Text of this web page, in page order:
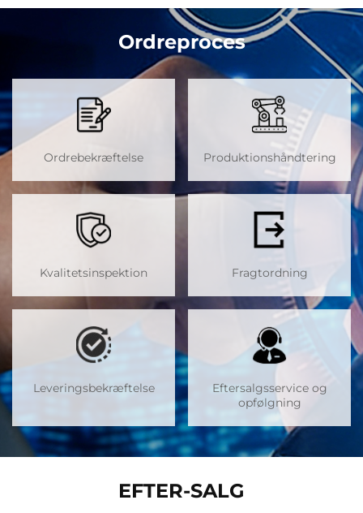
Ordreproces
Ordrebekræftelse Produktionshåndtering
Kvalitetsinspektion Fragtordning
Leveringsbekræftelse
Eftersalgsservice og
opfølgning
EFTER-SALG